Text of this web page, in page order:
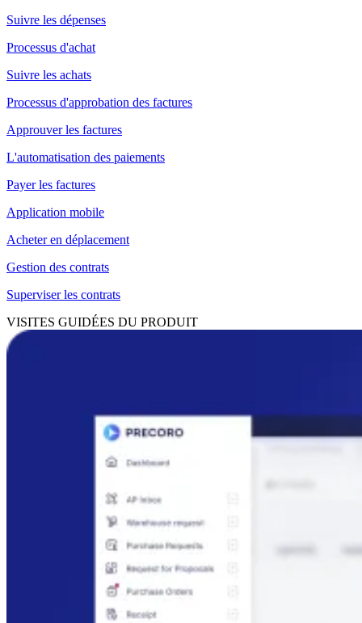
Suivre les dépenses
Processus d'achat
Suivre les achats
Processus d'approbation des factures
Approuver les factures
L'automatisation des paiements
Payer les factures
Application mobile
Acheter en déplacement
Gestion des contrats
Superviser les contrats
VISITES GUIDÉES DU PRODUIT